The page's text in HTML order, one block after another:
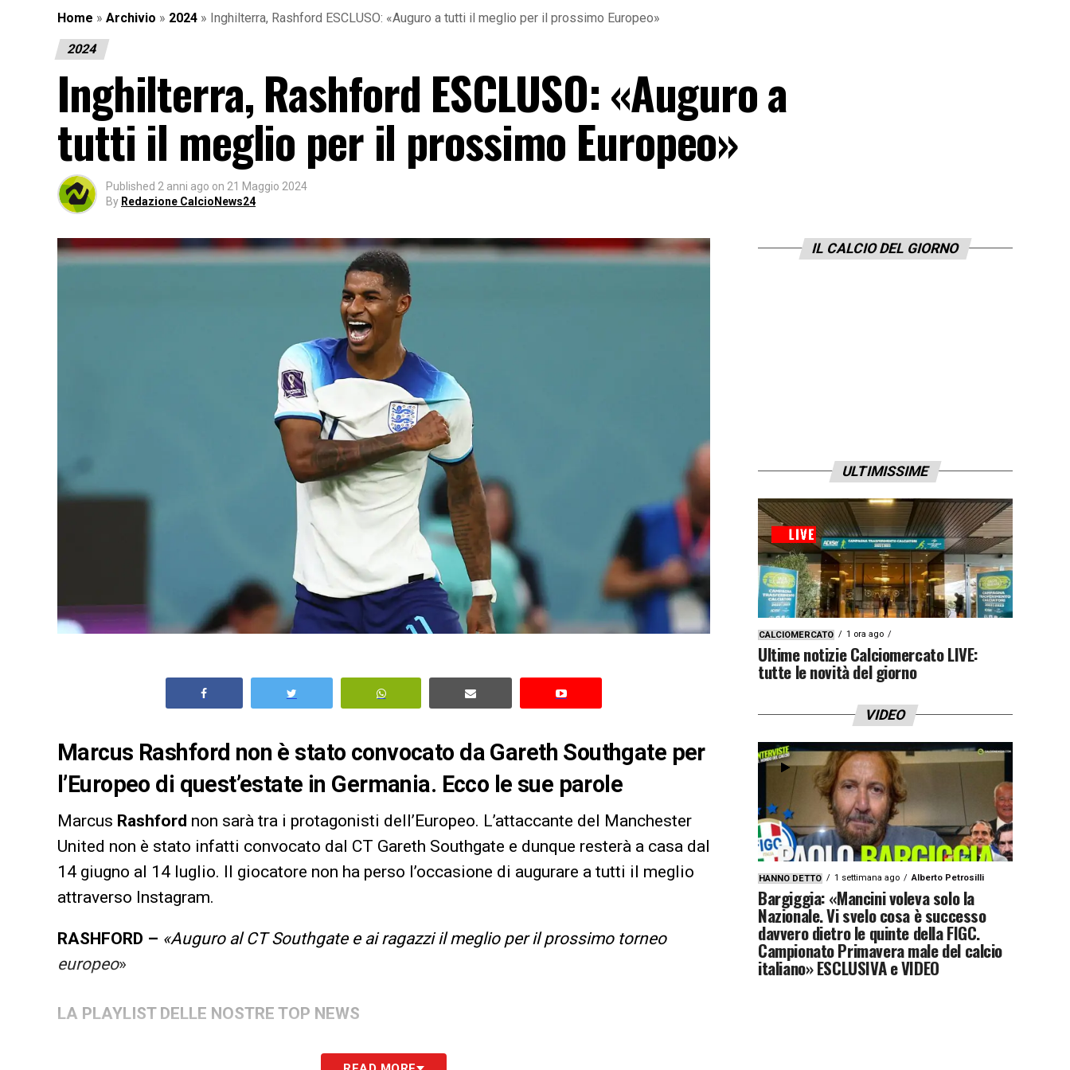
Home » Archivio » 2024 » Inghilterra, Rashford ESCLUSO: «Auguro a tutti il meglio per il prossimo Europeo»
2024
Inghilterra, Rashford ESCLUSO: «Auguro a
tutti il meglio per il prossimo Europeo»
Published 2 anni ago on 21 Maggio 2024
By Redazione CalcioNews24
Marcus Rashford non è stato convocato da Gareth Southgate per
l’Europeo di quest’estate in Germania. Ecco le sue parole
Marcus Rashford non sarà tra i protagonisti dell’Europeo. L’attaccante del Manchester
United non è stato infatti convocato dal CT Gareth Southgate e dunque resterà a casa dal
14 giugno al 14 luglio. Il giocatore non ha perso l’occasione di augurare a tutti il meglio
attraverso Instagram.
RASHFORD – «Auguro al CT Southgate e ai ragazzi il meglio per il prossimo torneo
europeo»
LA PLAYLIST DELLE NOSTRE TOP NEWS
IL CALCIO DEL GIORNO
ULTIMISSIME
CALCIOMERCATO 1 ora ago
Ultime notizie Calciomercato LIVE:
tutte le novità del giorno
VIDEO
HANNO DETTO 1 settimana ago Alberto Petrosilli
Bargiggia: «Mancini voleva solo la
Nazionale. Vi svelo cosa è successo
davvero dietro le quinte della FIGC.
Campionato Primavera male del calcio
italiano» ESCLUSIVA e VIDEO